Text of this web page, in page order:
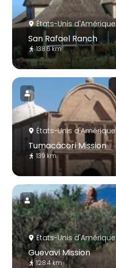
États-Unis d'Amérique
San Rafael Ranch
138.6 km
États-Unis d'Amérique
Tumacácori Mission
139 km
États-Unis d'Amérique
Guevavi Mission
128.4 km